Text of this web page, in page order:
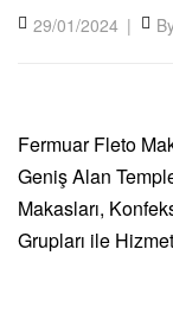
29/01/2024
Fermuar Fleto
Geniş Alan
Makasları,
Grupları ile